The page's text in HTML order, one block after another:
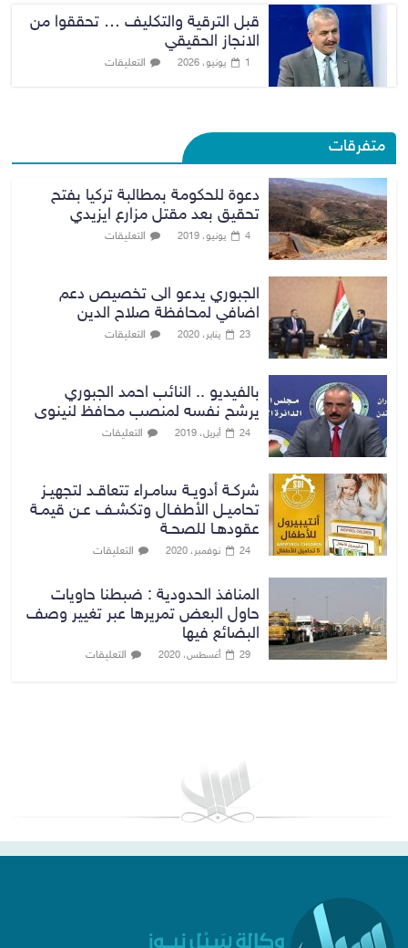
قبل الترقية والتكليف … تحققوا من
الانجاز الحقيقي
1 يونيو، 2026 التعليقات
متفرقات
دعوة للحكومة بمطالبة تركيا بفتح
تحقيق بعد مقتل مزارع ايزيدي
4 يونيو، 2019 التعليقات
الجبوري يدعو الى تخصيص دعم
اضافي لمحافظة صلاح الدين
23 يناير، 2020 التعليقات
بالفيديو .. النائب احمد الجبوري
يرشح نفسه لمنصب محافظ لنينوى
24 أبريل، 2019 التعليقات
شركـة أدويـة سامـراء تتعاقـد لتجهيـز
تحاميـل الأطفـال وتكشـف عـن قيمـة
عقودهـا للصحـة
24 نوفمبر، 2020 التعليقات
المنافذ الحدودية : ضبطنا حاويات
حاول البعض تمريرها عبر تغيير وصف
البضائع فيها
29 أغسطس، 2020 التعليقات